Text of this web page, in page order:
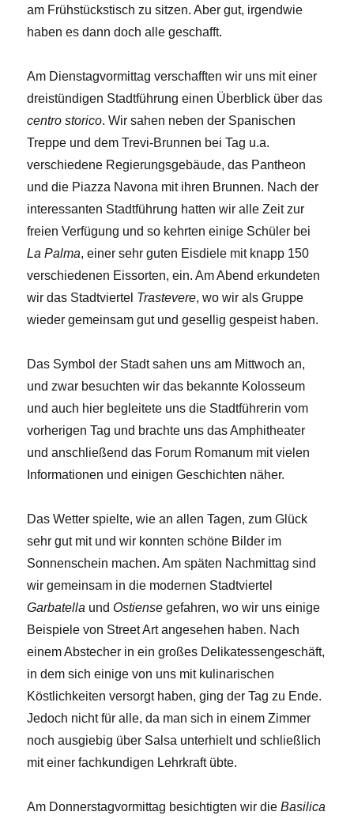
am Frühstückstisch zu sitzen. Aber gut, irgendwie
haben es dann doch alle geschafft.
Am Dienstagvormittag verschafften wir uns mit einer
dreistündigen Stadtführung einen Überblick über das
centro storico. Wir sahen neben der Spanischen
Treppe und dem Trevi-Brunnen bei Tag u.a.
verschiedene Regierungsgebäude, das Pantheon
und die Piazza Navona mit ihren Brunnen. Nach der
interessanten Stadtführung hatten wir alle Zeit zur
freien Verfügung und so kehrten einige Schüler bei
La Palma, einer sehr guten Eisdiele mit knapp 150
verschiedenen Eissorten, ein. Am Abend erkundeten
wir das Stadtviertel Trastevere, wo wir als Gruppe
wieder gemeinsam gut und gesellig gespeist haben.
Das Symbol der Stadt sahen uns am Mittwoch an,
und zwar besuchten wir das bekannte Kolosseum
und auch hier begleitete uns die Stadtführerin vom
vorherigen Tag und brachte uns das Amphitheater
und anschließend das Forum Romanum mit vielen
Informationen und einigen Geschichten näher.
Das Wetter spielte, wie an allen Tagen, zum Glück
sehr gut mit und wir konnten schöne Bilder im
Sonnenschein machen. Am späten Nachmittag sind
wir gemeinsam in die modernen Stadtviertel
Garbatella und Ostiense gefahren, wo wir uns einige
Beispiele von Street Art angesehen haben. Nach
einem Abstecher in ein großes Delikatessengeschäft,
in dem sich einige von uns mit kulinarischen
Köstlichkeiten versorgt haben, ging der Tag zu Ende.
Jedoch nicht für alle, da man sich in einem Zimmer
noch ausgiebig über Salsa unterhielt und schließlich
mit einer fachkundigen Lehrkraft übte.
Am Donnerstagvormittag besichtigten wir dieBasilica